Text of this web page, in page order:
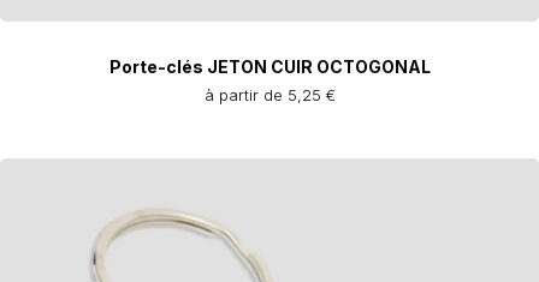
Porte-clés JETON CUIR OCTOGONAL
à partir de 5,25 €